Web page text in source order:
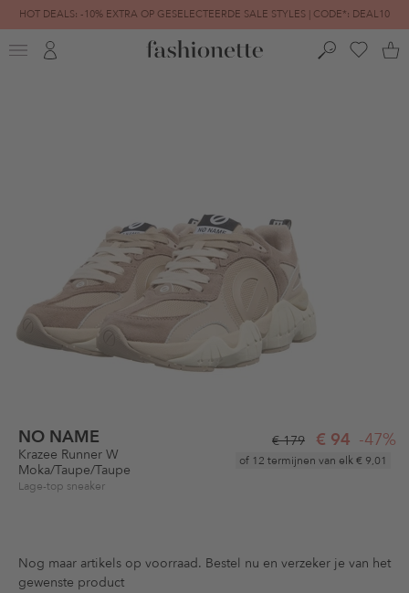
HOT DEALS: -10% EXTRA OP GESELECTEERDE SALE STYLES | CODE*: DEAL10
FINAL SALE | TOT -80% GEREDUCEERD
NO NAME
Krazee Runner W
Moka/Taupe/Taupe
Lage-top sneaker
€ 179 € 94 -47%
of 12 termijnen van elk€ 9,01
Nog maar artikels op voorraad. Bestel nu en verzeker je van het
gewenste product